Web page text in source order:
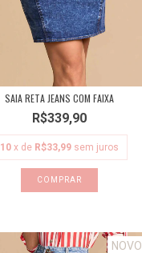
SAIA RETA JEANS COM FAIXA
R$339,90
10 x de R$33,99 sem juros
COMPRAR
NOVO